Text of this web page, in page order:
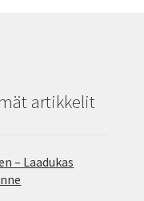
artikkelit
– Laadukas